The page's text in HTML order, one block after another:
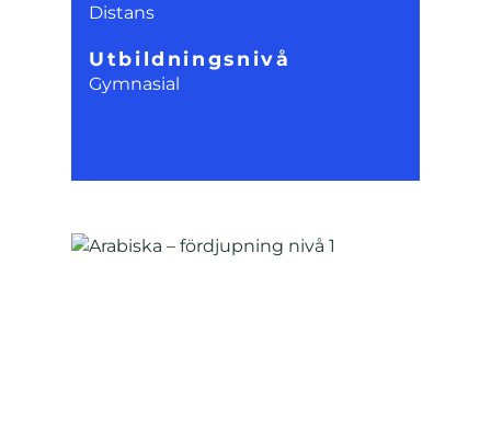
Distans
Utbildningsnivå
Gymnasial